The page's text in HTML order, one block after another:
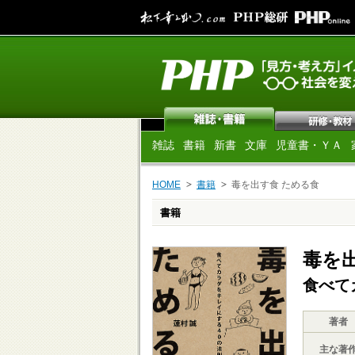
雑誌 書籍 新書 文庫 児童書・ＹＡ
HOME 書籍 毒を出す食 ためる食
書籍
毒を
食べて
著者
主な著